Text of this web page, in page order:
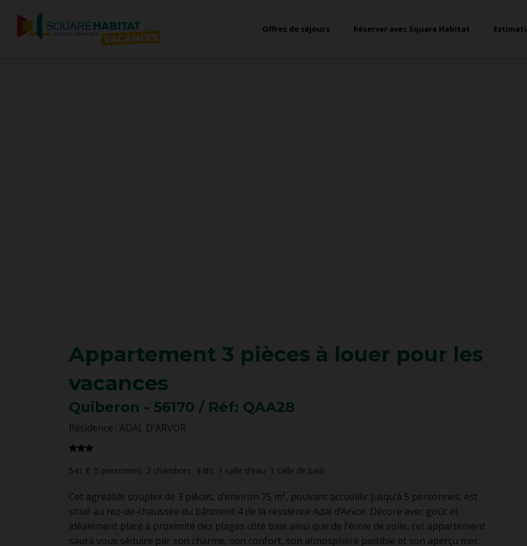
Offres de séjours Réserver avec Square Habitat
Appartement 3 pièces à louer pour les
vacances
Quiberon - 56170 / Réf: QAA28
Résidence : ADAL D'ARVOR
541 € 5 personnes 2 chambres 4 lits 1 salle d'eau 1 salle de bain
Cet agréable souplex de 3 pièces, d’environ 75 m², pouvant accueillir jusqu’à 5 personnes, est
situé au rez-de-chaussée du bâtiment 4 de la résidence Adal d’Arvor. Décoré avec goût et
idéalement placé à proximité des plages côté baie ainsi que de l’école de voile, cet appartement
saura vous séduire par son charme, son confort, son atmosphère paisible et son aperçu mer.